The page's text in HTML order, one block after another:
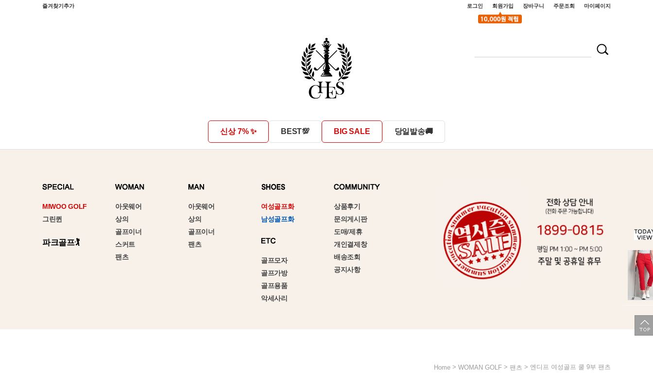
즐겨찾기추가 로그인 회원가입 장바구니 주문조회 마이페이지
신상 7% ✨ BEST💯 BIG SALE 당일발송🚚
MIWOO GOLF
그린퀸
파크골프🏌️
아웃웨어
상의
골프이너
스커트
팬츠
아웃웨어
상의
골프이너
팬츠
여성골프화
남성골프화
골프모자
골프가방
골프용품
악세사리
상품후기
문의게시판
도매/제휴
개인결제창
배송조회
공지사항
Home > WOMAN GOLF > 팬츠 > 엔디프 여성골프 쿨 9부 팬츠